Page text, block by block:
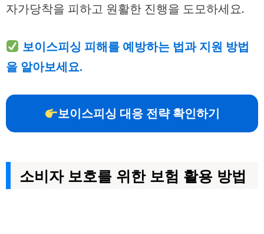
자가당착을 피하고 원활한 진행을 도모하세요.
보이스피싱 피해를 예방하는 법과 지원 방법
을 알아보세요.
보이스피싱 대응 전략 확인하기
소비자 보호를 위한 보험 활용 방법